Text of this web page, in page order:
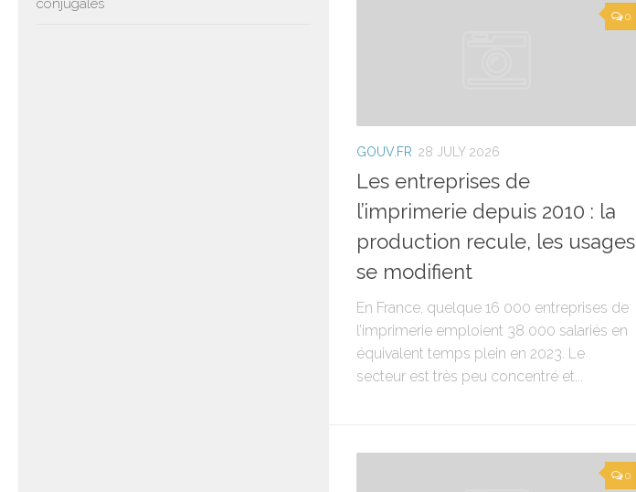
0
GOUV.FR 28 JULY 2026
Les entreprises de
l’imprimerie depuis 2010 : la
production recule, les usages
se modifient
En France, quelque 16 000 entreprises de
l’imprimerie emploient 38 000 salariés en
équivalent temps plein en 2023. Le
secteur est très peu concentré et...
0